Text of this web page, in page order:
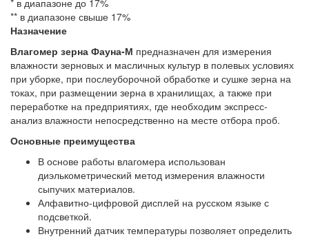
* в диапазоне до 17%
** в диапазоне свыше 17%
Назначение
Влагомер зерна Фауна-М предназначен для измерения
влажности зерновых и масличных культур в полевых условиях
при уборке, при послеуборочной обработке и сушке зерна на
токах, при размещении зерна в хранилищах, а также при
переработке на предприятиях, где необходим экспресс-
анализ влажности непосредственно на месте отбора проб.
Основные преимущества
В основе работы влагомера использован
диэлькометрический метод измерения влажности
сыпучих материалов.
Алфавитно-цифровой дисплей на русском языке с
подсветкой.
Внутренний датчик температуры позволяет определить